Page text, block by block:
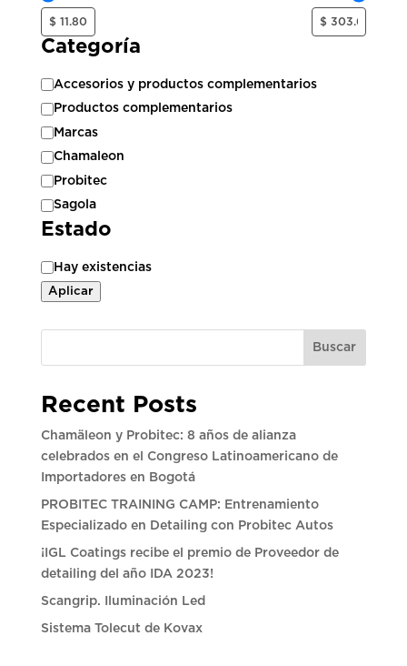
Categoría
Categoría
Accesorios y productos complementarios
Productos complementarios
Marcas
Chamaleon
Probitec
Sagola
Estado
Estado
Hay existencias
Aplicar
Buscar
Recent Posts
Chamäleon y Probitec: 8 años de alianza
celebrados en el Congreso Latinoamericano de
Importadores en Bogotá
PROBITEC TRAINING CAMP: Entrenamiento
Especializado en Detailing con Probitec Autos
¡IGL Coatings recibe el premio de Proveedor de
detailing del año IDA 2023!
Scangrip. Iluminación Led
Sistema Tolecut de Kovax